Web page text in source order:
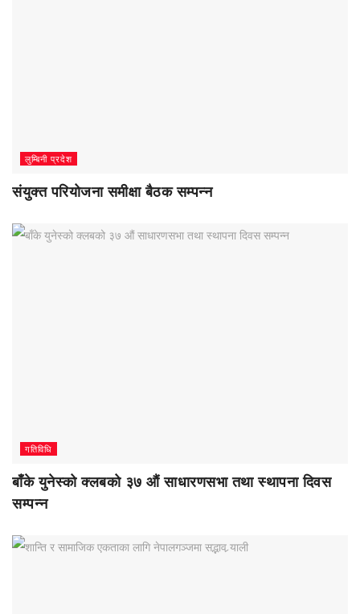
लुम्बिनी प्रदेश
संयुक्त परियोजना समीक्षा बैठक सम्पन्न
गतिविधि
बाँके युनेस्को क्लबको ३७ औं साधारणसभा तथा स्थापना दिवस
सम्पन्न